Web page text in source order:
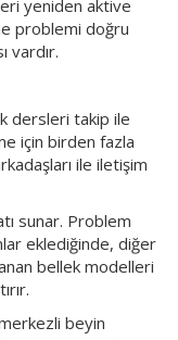
yeniden aktive
problemi doğru
vardır.
dersleri takip ile
için birden fazla
ile iletişim
sunar. Problem
eklediğinde, diğer
bellek modelleri
beyin